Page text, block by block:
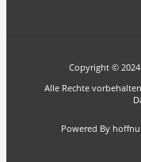
Copyright ©
Alle Rechte
Powered By